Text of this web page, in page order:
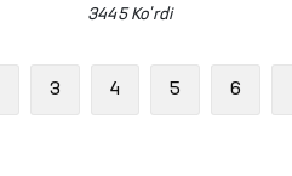
Navoiydagi qator
3445 Ko'rdi
3 4 5 6